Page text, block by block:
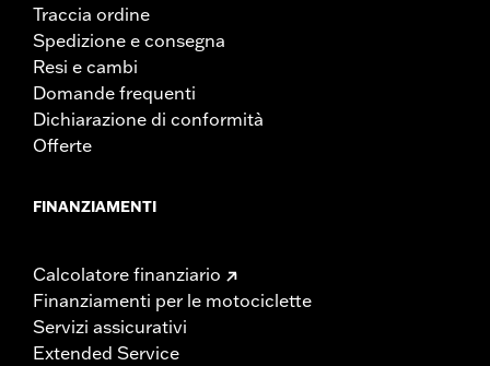
Traccia ordine
Spedizione e consegna
Resi e cambi
Domande frequenti
Dichiarazione di conformità
Offerte
FINANZIAMENTI
Calcolatore finanziario
Finanziamenti per le motociclette
Servizi assicurativi
Extended Service